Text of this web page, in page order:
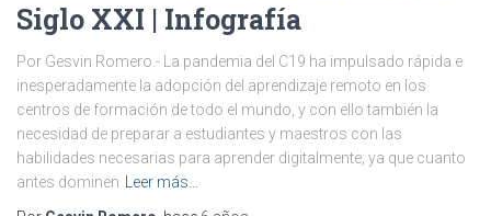
Siglo XXI | Infografía
Por Gesvin Romero.- La pandemia del C19 ha impulsado rápida e
inesperadamente la adopción del aprendizaje remoto en los
centros de formación de todo el mundo, y con ello también la
necesidad de preparar a estudiantes y maestros con las
habilidades necesarias para aprender digitalmente; ya que cuanto
antes dominen
Leer más…